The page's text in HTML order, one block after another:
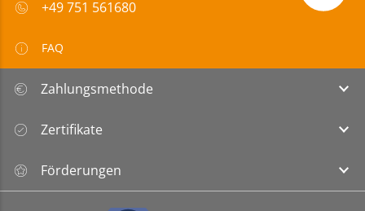
+49 751 561680
FAQ
Zahlungsmethode
Zertifikate
Förderungen